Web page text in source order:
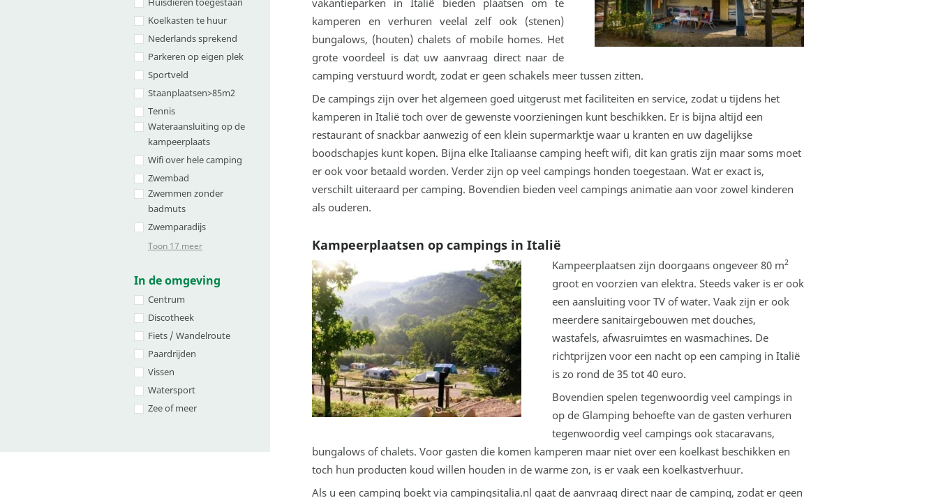
Koelkasten te huur
Nederlands sprekend
Parkeren op eigen plek
Sportveld
Staanplaatsen>85m2
Tennis
Wateraansluiting op de
kampeerplaats
Wifi over hele camping
Zwembad
Zwemmen zonder
badmuts
Zwemparadijs
Toon 17 meer
In de omgeving
Centrum
Discotheek
Fiets / Wandelroute
Paardrijden
Vissen
Watersport
Zee of meer
kamperen en verhuren veelal zelf ook (stenen)
bungalows, (houten) chalets of mobile homes. Het
grote voordeel is dat uw aanvraag direct naar de
camping verstuurd wordt, zodat er geen schakels meer tussen zitten.
De campings zijn over het algemeen goed uitgerust met faciliteiten en service, zodat u tijdens het
kamperen in Italië toch over de gewenste voorzieningen kunt beschikken. Er is bijna altijd een
restaurant of snackbar aanwezig of een klein supermarktje waar u kranten en uw dagelijkse
boodschapjes kunt kopen. Bijna elke Italiaanse camping heeft wifi, dit kan gratis zijn maar soms moet
er ook voor betaald worden. Verder zijn op veel campings honden toegestaan. Wat er exact is,
verschilt uiteraard per camping. Bovendien bieden veel campings animatie aan voor zowel kinderen
als ouderen.
Kampeerplaatsen op campings in Italië
Kampeerplaatsen zijn doorgaans ongeveer 80 m2
groot en voorzien van elektra. Steeds vaker is er ook
een aansluiting voor TV of water. Vaak zijn er ook
meerdere sanitairgebouwen met douches,
wastafels, afwasruimtes en wasmachines. De
richtprijzen voor een nacht op een camping in Italië
is zo rond de 35 tot 40 euro.
Bovendien spelen tegenwoordig veel campings in
op de Glamping behoefte van de gasten verhuren
tegenwoordig veel campings ook stacaravans,
bungalows of chalets. Voor gasten die komen kamperen maar niet over een koelkast beschikken en
toch hun producten koud willen houden in de warme zon, is er vaak een koelkastverhuur.
Als u een camping boekt via campingsitalia.nl gaat de aanvraag direct naar de camping, zodat er geen